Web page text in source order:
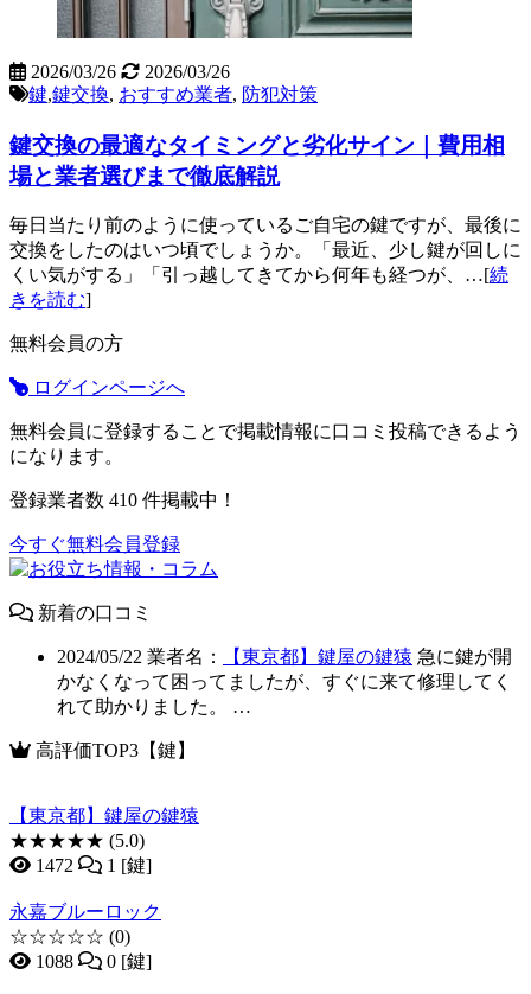
2026/03/26
2026/03/26
鍵,鍵交換, おすすめ業者, 防犯対策
鍵交換の最適なタイミングと劣化サイン｜費用相
場と業者選びまで徹底解説
毎日当たり前のように使っているご自宅の鍵ですが、最後に
交換をしたのはいつ頃でしょうか。「最近、少し鍵が回しに
くい気がする」「引っ越してきてから何年も経つが、…[続
きを読む]
無料会員の方
ログインページへ
無料会員に登録することで掲載情報に口コミ投稿できるよう
になります。
登録業者数 410 件掲載中！
今すぐ無料会員登録
新着の口コミ
2024/05/22 業者名： 【東京都】鍵屋の鍵猿 急に鍵が開
かなくなって困ってましたが、すぐに来て修理してく
れて助かりました。 …
高評価TOP3【鍵】
【東京都】鍵屋の鍵猿
★★★★★ (5.0)
1472
1 [鍵]
永嘉ブルーロック
☆☆☆☆☆ (0)
1088
0 [鍵]